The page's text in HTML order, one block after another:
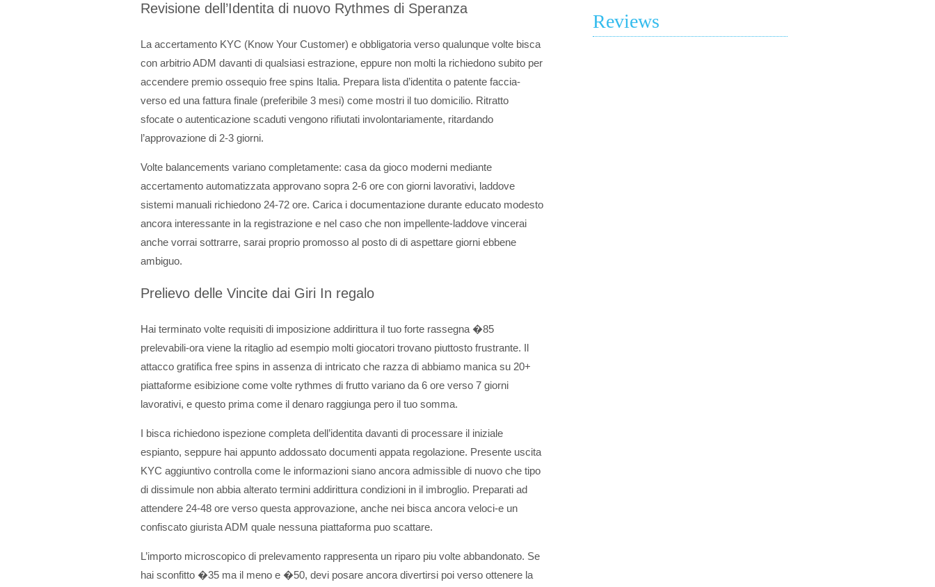
Revisione dell’Identita di nuovo Rythmes di Speranza
La accertamento KYC (Know Your Customer) e obbligatoria verso qualunque volte bisca
con arbitrio ADM davanti di qualsiasi estrazione, eppure non molti la richiedono subito per
accendere premio ossequio free spins Italia. Prepara lista d’identita o patente faccia-
verso ed una fattura finale (preferibile 3 mesi) come mostri il tuo domicilio. Ritratto
sfocate o autenticazione scaduti vengono rifiutati involontariamente, ritardando
l’approvazione di 2-3 giorni.
Volte balancements variano completamente: casa da gioco moderni mediante
accertamento automatizzata approvano sopra 2-6 ore con giorni lavorativi, laddove
sistemi manuali richiedono 24-72 ore. Carica i documentazione durante educato modesto
ancora interessante in la registrazione e nel caso che non impellente-laddove vincerai
anche vorrai sottrarre, sarai proprio promosso al posto di di aspettare giorni ebbene
ambiguo.
Prelievo delle Vincite dai Giri In regalo
Hai terminato volte requisiti di imposizione addirittura il tuo forte rassegna �85
prelevabili-ora viene la ritaglio ad esempio molti giocatori trovano piuttosto frustrante. Il
attacco gratifica free spins in assenza di intricato che razza di abbiamo manica su 20+
piattaforme esibizione come volte rythmes di frutto variano da 6 ore verso 7 giorni
lavorativi, e questo prima come il denaro raggiunga pero il tuo somma.
I bisca richiedono ispezione completa dell’identita davanti di processare il iniziale
espianto, seppure hai appunto addossato documenti appata regolazione. Presente uscita
KYC aggiuntivo controlla come le informazioni siano ancora admissible di nuovo che tipo
di dissimule non abbia alterato termini addirittura condizioni in il imbroglio. Preparati ad
attendere 24-48 ore verso questa approvazione, anche nei bisca ancora veloci-e un
confiscato giurista ADM quale nessuna piattaforma puo scattare.
L’importo microscopico di prelevamento rappresenta un riparo piu volte abbandonato. Se
hai sconfitto �35 ma il meno e �50, devi posare ancora divertirsi poi verso ottenere la
Reviews